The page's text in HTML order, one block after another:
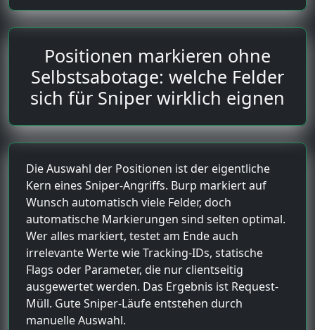
Positionen markieren ohne
Selbstsabotage: welche Felder
sich für Sniper wirklich eignen
Die Auswahl der Positionen ist der eigentliche
Kern eines Sniper-Angriffs. Burp markiert auf
Wunsch automatisch viele Felder, doch
automatische Markierungen sind selten optimal.
Wer alles markiert, testet am Ende auch
irrelevante Werte wie Tracking-IDs, statische
Flags oder Parameter, die nur clientseitig
ausgewertet werden. Das Ergebnis ist Request-
Müll. Gute Sniper-Läufe entstehen durch
manuelle Auswahl.